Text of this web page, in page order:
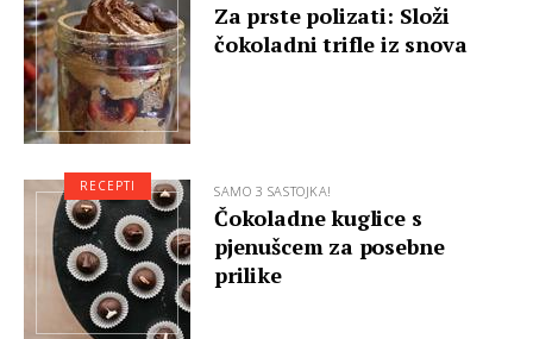
Za prste polizati: Složi
čokoladni trifle iz snova
SAMO 3 SASTOJKA!
Čokoladne kuglice s
pjenušcem za posebne
prilike
RECEPTI